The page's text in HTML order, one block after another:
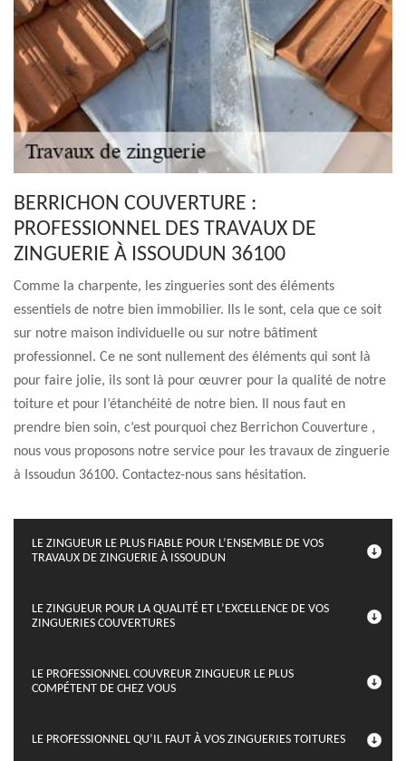
BERRICHON COUVERTURE :
PROFESSIONNEL DES TRAVAUX DE
ZINGUERIE À ISSOUDUN 36100
Comme la charpente, les zingueries sont des éléments
essentiels de notre bien immobilier. Ils le sont, cela que ce soit
sur notre maison individuelle ou sur notre bâtiment
professionnel. Ce ne sont nullement des éléments qui sont là
pour faire jolie, ils sont là pour œuvrer pour la qualité de notre
toiture et pour l’étanchéité de notre bien. Il nous faut en
prendre bien soin, c’est pourquoi chez Berrichon Couverture ,
nous vous proposons notre service pour les travaux de zinguerie
à Issoudun 36100. Contactez-nous sans hésitation.
LE ZINGUEUR LE PLUS FIABLE POUR L’ENSEMBLE DE VOS
TRAVAUX DE ZINGUERIE À ISSOUDUN
LE ZINGUEUR POUR LA QUALITÉ ET L’EXCELLENCE DE VOS
ZINGUERIES COUVERTURES
LE PROFESSIONNEL COUVREUR ZINGUEUR LE PLUS
COMPÉTENT DE CHEZ VOUS
LE PROFESSIONNEL QU’IL FAUT À VOS ZINGUERIES TOITURES